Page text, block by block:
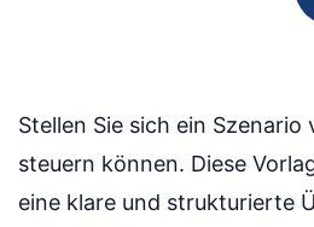
Stellen Sie sich ein
steuern können. Diese
eine klare und strukturierte